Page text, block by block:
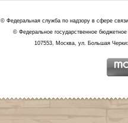
© Федеральная служба по надзору в сфере
© Федеральное государственное
107553, Москва, ул. Большая